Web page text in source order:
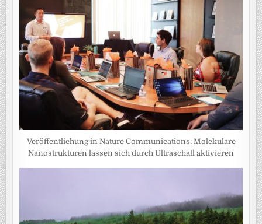
Veröffentlichung in Nature Communications: Molekulare
Nanostrukturen lassen sich durch Ultraschall aktivieren